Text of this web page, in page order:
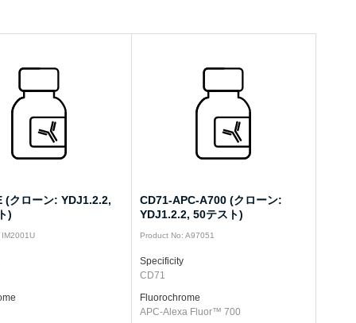
(クローン: YDJ1.2.2,
)
CD71-APC-A700 (クローン:
YDJ1.2.2, 50テスト)
Product No: A97051
Specificity
CD71
Fluorochrome
APC-Alexa Fluor™ 700